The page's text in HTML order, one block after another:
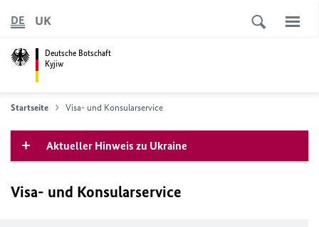
Deutsche Botschaft
Kyjiw
DE UK
Startseite Visa- und Konsularservice
Aktueller Hinweis zu Ukraine
Visa- und Konsularservice